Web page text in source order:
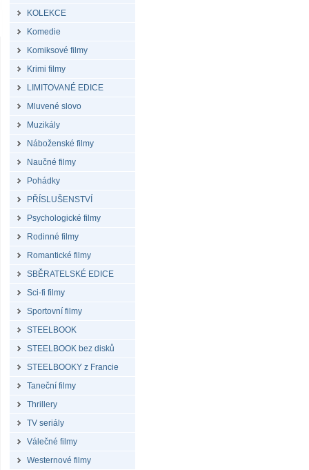
KOLEKCE
Komedie
Komiksové filmy
Krimi filmy
LIMITOVANÉ EDICE
Mluvené slovo
Muzikály
Náboženské filmy
Naučné filmy
Pohádky
PŘÍSLUŠENSTVÍ
Psychologické filmy
Rodinné filmy
Romantické filmy
SBĚRATELSKÉ EDICE
Sci-fi filmy
Sportovní filmy
STEELBOOK
STEELBOOK bez disků
STEELBOOKY z Francie
Taneční filmy
Thrillery
TV seriály
Válečné filmy
Westernové filmy